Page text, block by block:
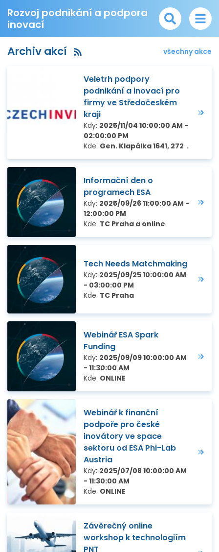
Rozvoj podnikání a podpora
inovací
Archiv akcí všechny akce
Veletrh podpory
podnikání a inovací pro
firmy ve Středočeském
kraji
Kdy: 2025/11/04 10:00:00 AM -
02:00:00 PM
Kde: Gen. Klapálka 1641, 272 01 Kladno
Informační den o
programech ESA
Kdy: 2025/09/26 11:00:00 AM -
12:00:00 PM
Kde: TC Praha a online
Tech Needs Matchmaking
Kdy: 2025/09/25 10:00:00 AM
- 03:00:00 PM
Kde: TC Praha
Webinář ESA Spark
Funding
Kdy: 2025/09/09 10:00:00 AM
- 11:30:00 AM
Kde: ONLINE
Webinář k finanční
podpoře pro české
inovátory ve space
sektoru od ESA Phi-Lab
Austria
Kdy: 2025/07/08 10:00:00 AM
- 11:30:00 AM
Kde: ONLINE
Závěrečný online
workshop k technologiím
PNT